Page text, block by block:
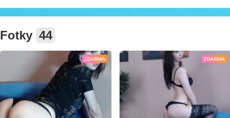
Fotky 44
ZDARMA ZDARMA